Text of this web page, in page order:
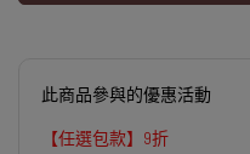
此商品參與的優惠活動
【任選包款】9折